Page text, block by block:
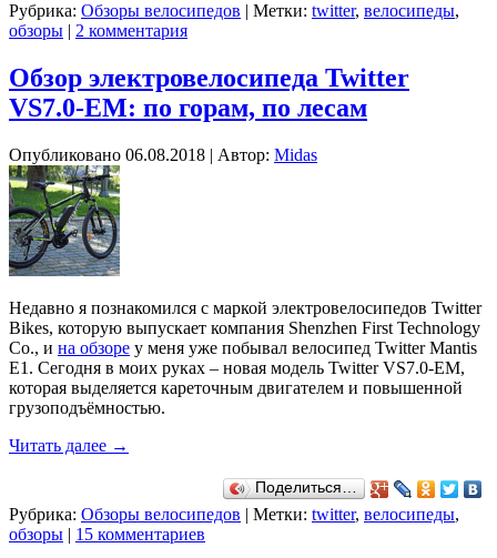
Рубрика: Обзоры велосипедов | Метки: twitter, велосипеды,
обзоры | 2 комментария
Обзор электровелосипеда Twitter
VS7.0-EM: по горам, по лесам
Опубликовано 06.08.2018 | Автор: Midas
Недавно я познакомился с маркой электровелосипедов Twitter
Bikes, которую выпускает компания Shenzhen First Technology
Co., и на обзоре у меня уже побывал велосипед Twitter Mantis
E1. Сегодня в моих руках – новая модель Twitter VS7.0-EM,
которая выделяется кареточным двигателем и повышенной
грузоподъёмностью.
Читать далее →
Поделиться…
Рубрика: Обзоры велосипедов | Метки: twitter, велосипеды,
обзоры | 15 комментариев